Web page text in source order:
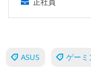
ASUS ゲーミ